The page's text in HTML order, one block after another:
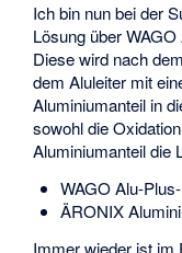
Ich bin nun bei der
Lösung über
Diese wird nach
dem Aluleiter mit
Aluminiumanteil in
sowohl die
Aluminiumanteil die
WAGO Alu-
ÄRONIX
Immer wieder ist im